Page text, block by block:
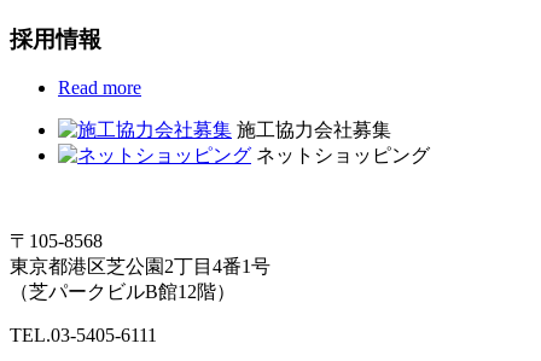
採用情報
Read more
施工協力会社募集
ネットショッピング
〒105-8568
東京都港区芝公園2丁目4番1号
（芝パークビルB館12階）
TEL.03-5405-6111